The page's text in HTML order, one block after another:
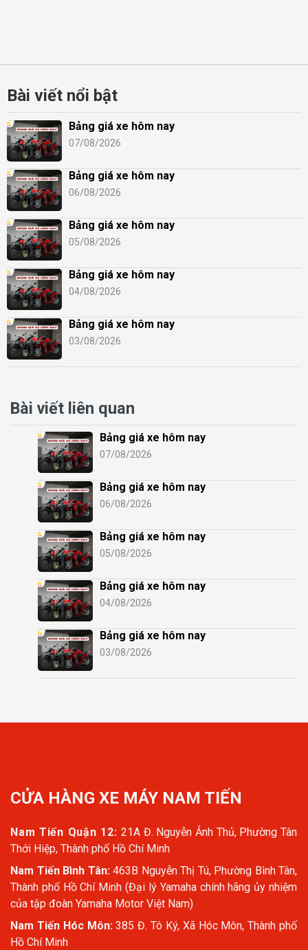
Bài viết nổi bật
Bảng giá xe hôm nay
07/08/2026
Bảng giá xe hôm nay
06/08/2026
Bảng giá xe hôm nay
05/08/2026
Bảng giá xe hôm nay
04/08/2026
Bảng giá xe hôm nay
03/08/2026
Bài viết liên quan
Bảng giá xe hôm nay
07/08/2026
Bảng giá xe hôm nay
06/08/2026
Bảng giá xe hôm nay
05/08/2026
Bảng giá xe hôm nay
04/08/2026
Bảng giá xe hôm nay
03/08/2026
CỬA HÀNG XE MÁY NAM TIẾN
Nam Tiến Quận 12: 21A Đ. Nguyễn Ảnh Thủ, Phường Tân
Thới Hiệp, Thành phố Hồ Chí Minh
Nam Tiến Bình Tân:463B Nguyễn Thị Tú, Phường Bình Tân,
Thành phố Hồ Chí Minh (Đại lý Yamaha chính hãng ủy nhiệm
của tập đoàn Yamaha Motor Việt Nam)
Nam Tiến Hóc Môn:385 Đ. Tô Ký, Xã Hóc Môn, Thành phố
Hồ Chí Minh